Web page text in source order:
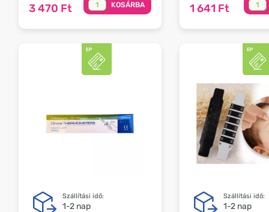
3 470 Ft KOSÁRBA 1 641 Ft
Szállítási idő:
1-2 nap
Szállítási idő:
1-2 nap